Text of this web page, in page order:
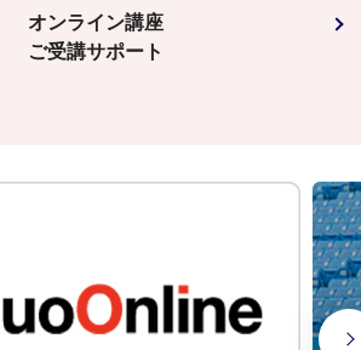
オンライン講座
ご受講サポート